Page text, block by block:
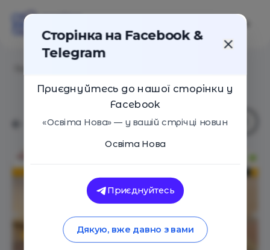
Сторінка на Facebook &
Telegram
Приєднуйтесь до нашої сторінки у
Facebook
«Освіта Нова» — у вашій стрічці новин
Освіта Нова
Приєднуйтесь
Дякую, вже давно з вами